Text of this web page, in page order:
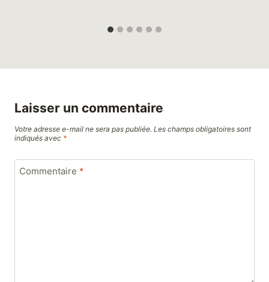
Laisser un commentaire
Votre adresse e-mail ne sera pas publiée. Les champs obligatoires sont
indiqués avec *
Commentaire *